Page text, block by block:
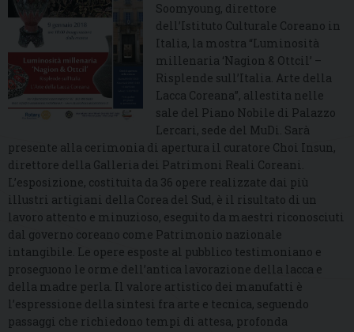
Soomyoung, direttore
dell’Istituto Culturale Coreano in
Italia, la mostra “Luminosità
millenaria ‘Nagion & Ottcil’ –
Risplende sull’Italia. Arte della
Lacca Coreana”, allestita nelle
sale del Piano Nobile di Palazzo
Lercari, sede del MuDi. Sarà
presente alla cerimonia di apertura il curatore Choi Insun,
direttore della Galleria dei Patrimoni Reali Coreani.
L’esposizione, costituita da 36 opere realizzate dai più
illustri artigiani della Corea del Sud, è il risultato di un
lavoro attento e minuzioso, eseguito da maestri riconosciuti
dal governo coreano come Patrimonio nazionale
intangibile. Le opere esposte al pubblico testimoniano e
proseguono le orme dell’antica lavorazione della lacca e
della madre perla. Il valore artistico dei manufatti è
l’espressione della sintesi fra arte e tecnica, seguendo
passaggi che richiedono tempi di attesa, profonda